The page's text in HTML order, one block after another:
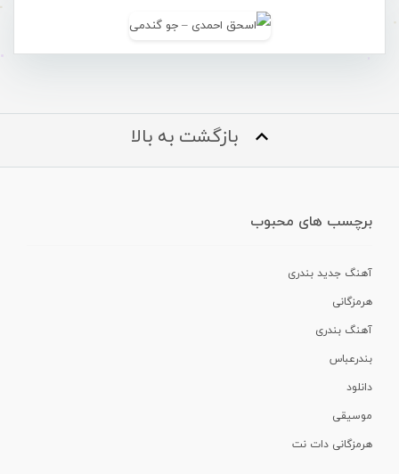
بازگشت به بالا
برچسب های محبوب
آهنگ جدید بندری
هرمزگانی
آهنگ بندری
بندرعباس
دانلود
موسیقی
هرمزگانی دات نت